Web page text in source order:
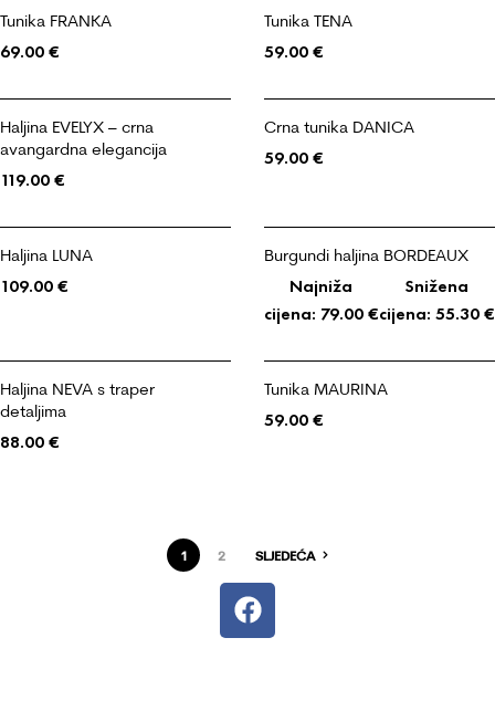
Tunika FRANKA
69.00 €
Tunika TENA
59.00 €
Haljina EVELYX – crna
avangardna elegancija
119.00 €
Crna tunika DANICA
59.00 €
Haljina LUNA
109.00 €
Burgundi haljina BORDEAUX
Najniža
cijena: 79.00€
Snižena
cijena:55.30€
Haljina NEVA s traper
detaljima
88.00 €
Tunika MAURINA
59.00 €
1 2 SLJEDEĆA